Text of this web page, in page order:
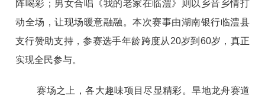
阵喝彩；男女合唱《我的老家在临澧》则以乡音乡情打
动全场，让现场暖意融融。本次赛事由湖南银行临澧县
支行赞助支持，参赛选手年龄跨度从20岁到60岁，真正
实现全民参与。
赛场之上，各大趣味项目尽显精彩。旱地龙舟赛道